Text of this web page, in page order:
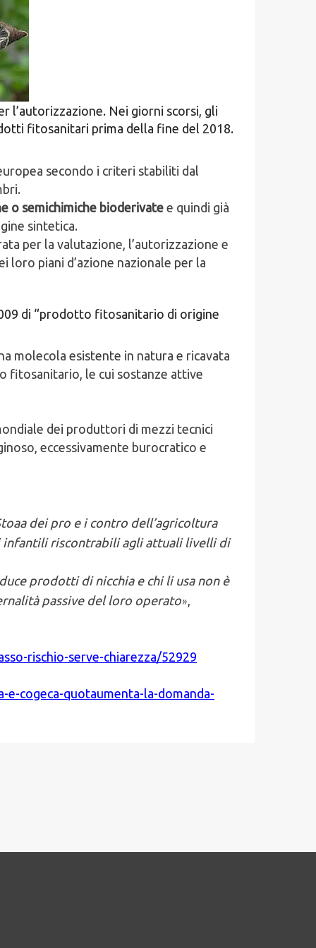
l’autorizzazione. Nei giorni scorsi, gli
fitosanitari prima della fine del 2018.
secondo i criteri stabiliti dal
o semichimiche bioderivate e quindi già
sintetica.
per la valutazione, l’autorizzazione e
piani d’azione nazionale per la
di “prodotto fitosanitario di origine
molecola esistente in natura e ricavata
fitosanitario, le cui sostanze attive
dei produttori di mezzi tecnici
eccessivamente burocratico e
dei pro e i contro dell’agricoltura
riscontrabili agli attuali livelli di
prodotti di nicchia e chi li usa non è
passive del loro operato»,
rischio-serve-chiarezza/52929
cogeca-quotaumenta-la-domanda-